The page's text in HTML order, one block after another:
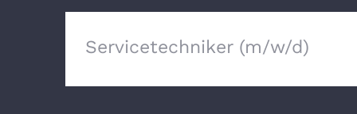
Servicetechniker (m/w/d)